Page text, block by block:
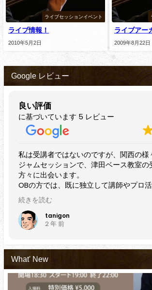
ライブセッションイベント
ライブ情報！
2010年5月2日
ライブアー
2009年8月22日
Google レビュー
良い評価
に基づいています 5 レビュー
ないのですが、関西の様々なライブや
ンで、津田ベース教室の受講者・OBの
す。
既に独立して講師やプロ活動している方
ゃいますし、現役で受講中の方も初心
実にレベルアップされているのをセッ
たびに演奏で感じます。
績と指導力、と感じます。
What' New